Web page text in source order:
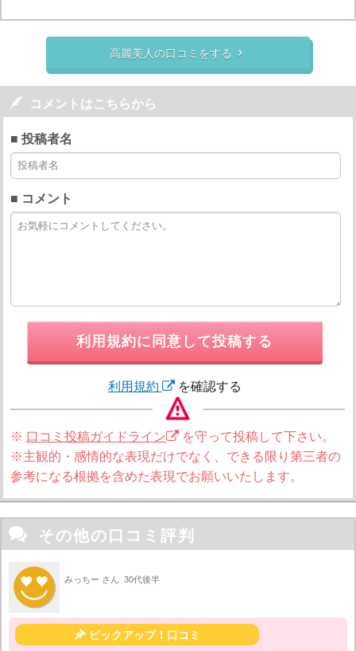
高麗美人の口コミをする 
 コメントはこちらから
■ 投稿者名
■ コメント
利用規約に同意して投稿する
利用規約 を確認する
※ 口コミ投稿ガイドライン
を守って投稿して下さい。
※主観的・感情的な表現だけでなく、できる限り第三者の
参考になる根拠を含めた表現でお願いいたします。
 その他の口コミ評判
みっちー さん 30代後半
ピックアップ！口コミ